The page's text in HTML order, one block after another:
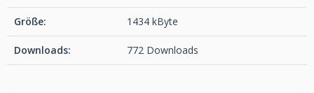
Größe: 1434 kByte
Downloads: 772 Downloads